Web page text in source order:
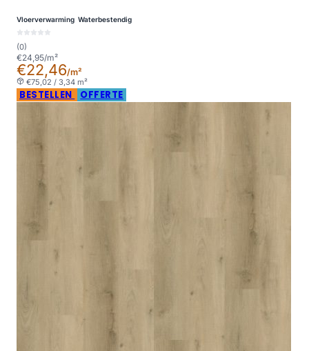
Vloerverwarming Waterbestendig
(0)
€24,95/m²
€22,46/m²
€75,02 / 3,34 m²
BESTELLEN OFFERTE